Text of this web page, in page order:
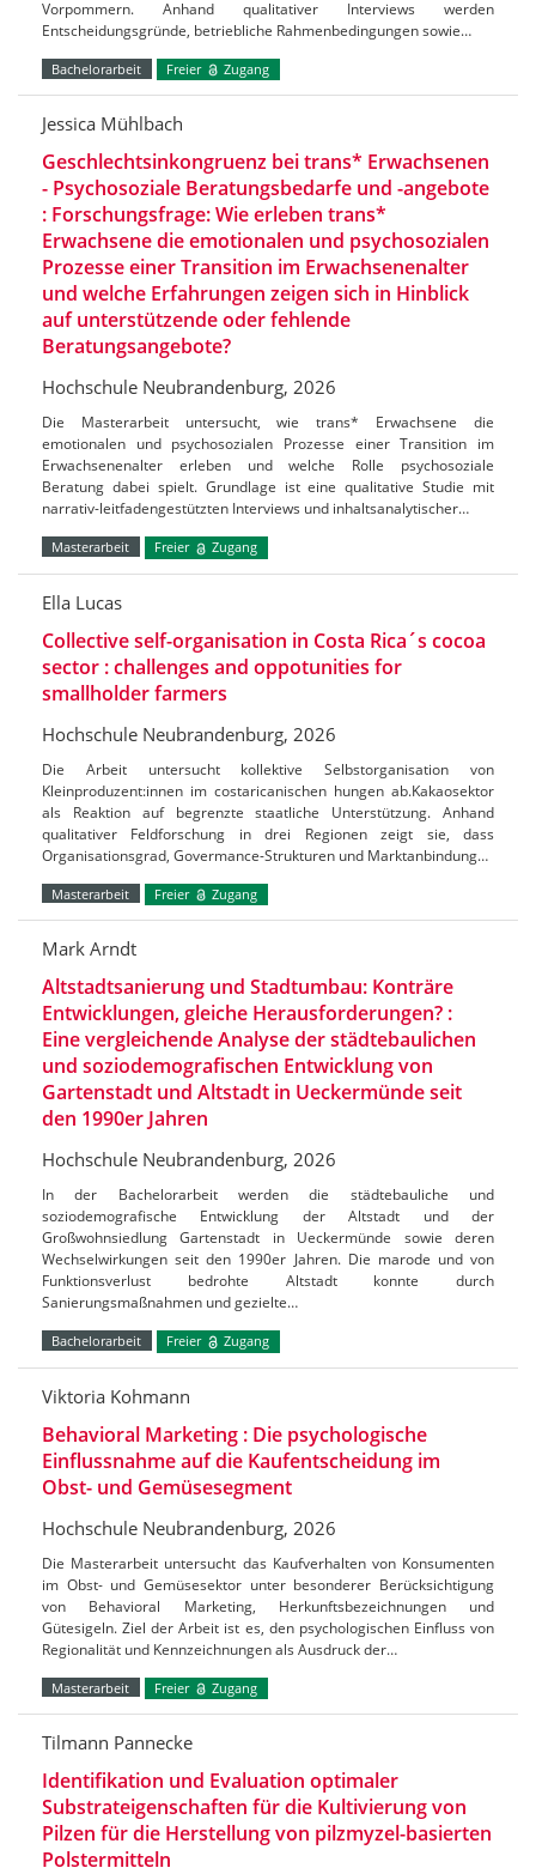
Vorpommern. Anhand qualitativer Interviews werden
Entscheidungsgründe, betriebliche Rahmenbedingungen sowie…
Bachelorarbeit Freier Zugang
Jessica Mühlbach
Geschlechtsinkongruenz bei trans* Erwachsenen
- Psychosoziale Beratungsbedarfe und -angebote
: Forschungsfrage: Wie erleben trans*
Erwachsene die emotionalen und psychosozialen
Prozesse einer Transition im Erwachsenenalter
und welche Erfahrungen zeigen sich in Hinblick
auf unterstützende oder fehlende
Beratungsangebote?
Hochschule Neubrandenburg, 2026
Die Masterarbeit untersucht, wie trans* Erwachsene die
emotionalen und psychosozialen Prozesse einer Transition im
Erwachsenenalter erleben und welche Rolle psychosoziale
Beratung dabei spielt. Grundlage ist eine qualitative Studie mit
narrativ-leitfadengestützten Interviews und inhaltsanalytischer…
Masterarbeit Freier Zugang
Ella Lucas
Collective self-organisation in Costa Rica´s cocoa
sector : challenges and oppotunities for
smallholder farmers
Hochschule Neubrandenburg, 2026
Die Arbeit untersucht kollektive Selbstorganisation von
Kleinproduzent:innen im costaricanischen hungen ab.Kakaosektor
als Reaktion auf begrenzte staatliche Unterstützung. Anhand
qualitativer Feldforschung in drei Regionen zeigt sie, dass
Organisationsgrad, Govermance-Strukturen und Marktanbindung…
Masterarbeit Freier Zugang
Mark Arndt
Altstadtsanierung und Stadtumbau: Konträre
Entwicklungen, gleiche Herausforderungen? :
Eine vergleichende Analyse der städtebaulichen
und soziodemografischen Entwicklung von
Gartenstadt und Altstadt in Ueckermünde seit
den 1990er Jahren
Hochschule Neubrandenburg, 2026
In der Bachelorarbeit werden die städtebauliche und
soziodemografische Entwicklung der Altstadt und der
Großwohnsiedlung Gartenstadt in Ueckermünde sowie deren
Wechselwirkungen seit den 1990er Jahren. Die marode und von
Funktionsverlust bedrohte Altstadt konnte durch
Sanierungsmaßnahmen und gezielte…
Bachelorarbeit Freier Zugang
Viktoria Kohmann
Behavioral Marketing : Die psychologische
Einflussnahme auf die Kaufentscheidung im
Obst- und Gemüsesegment
Hochschule Neubrandenburg, 2026
Die Masterarbeit untersucht das Kaufverhalten von Konsumenten
im Obst- und Gemüsesektor unter besonderer Berücksichtigung
von Behavioral Marketing, Herkunftsbezeichnungen und
Gütesigeln. Ziel der Arbeit ist es, den psychologischen Einfluss von
Regionalität und Kennzeichnungen als Ausdruck der…
Masterarbeit Freier Zugang
Tilmann Pannecke
Identifikation und Evaluation optimaler
Substrateigenschaften für die Kultivierung von
Pilzen für die Herstellung von pilzmyzel-basierten
Polstermitteln